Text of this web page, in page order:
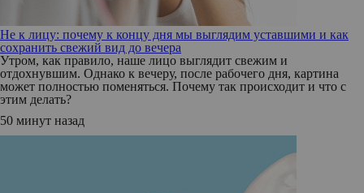
Не к лицу: почему к концу дня мы выглядим уставшими и как
сохранить свежий вид до вечера
Утром, как правило, наше лицо выглядит свежим и
отдохнувшим. Однако к вечеру, после рабочего дня, картина
может полностью поменяться. Почему так происходит и что с
этим делать?
50 минут назад